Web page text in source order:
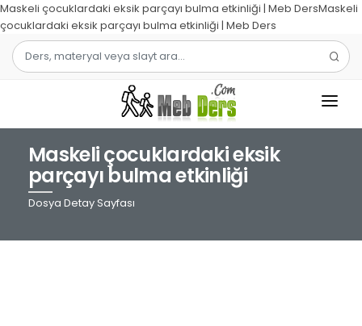
Maskeli çocuklardaki eksik parçayı bulma etkinliği | Meb DersMaskeli
çocuklardaki eksik parçayı bulma etkinliği | Meb Ders
1.SINIF
2.SINIF
Maskeli çocuklardaki eksik
parçayı bulma etkinliği
Dosya Detay Sayfası